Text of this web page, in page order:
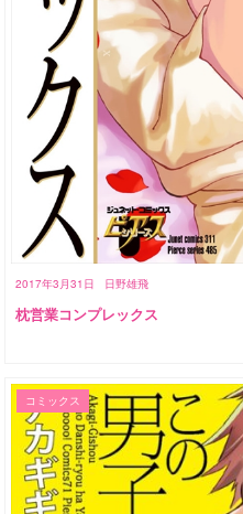
2017年3月31日 日野雄飛
枕営業コンプレックス
コミックス